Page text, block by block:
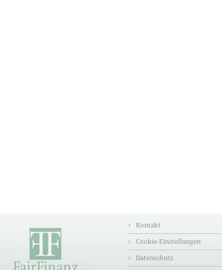
Kontakt
Cookie-Einstellungen
Datenschutz